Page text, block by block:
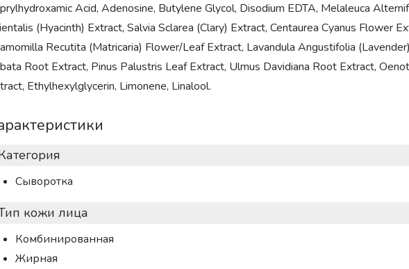
Acid, Adenosine, Butylene Glycol, Disodium EDTA, Melaleuca
(Hyacinth) Extract, Salvia Sclarea (Clary) Extract, Centaurea Cyanus Flower
Recutita (Matricaria) Flower/Leaf Extract, Lavandula Angustifolia
Root Extract, Pinus Palustris Leaf Extract, Ulmus Davidiana Root Extract,
Ethylhexylglycerin, Limonene, Linalool.
Сыворотка
кожи лица
Комбинированная
Жирная